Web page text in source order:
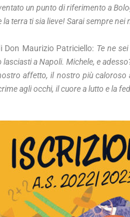
un punto di riferimento a
terra ti sia lieve! Sarai sempre
Don Maurizio Patriciello: Te ne
a Napoli. Michele, e
affetto, il nostro più
agli occhi, il cuore a lutto e la